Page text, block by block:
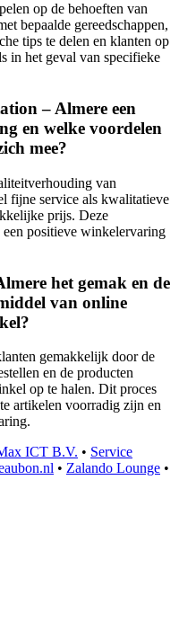
op de behoeften van
bepaalde gereedschappen,
tips te delen en klanten op
in het geval van specifieke
– Almere een
en welke voordelen
mee?
van
fijne service als kwalitatieve
prijs. Deze
positieve winkelervaring
het gemak en de
van online
gemakkelijk door de
en de producten
op te halen. Dit proces
artikelen voorradig zijn en
ICT B.V. • Service
• Zalando Lounge •